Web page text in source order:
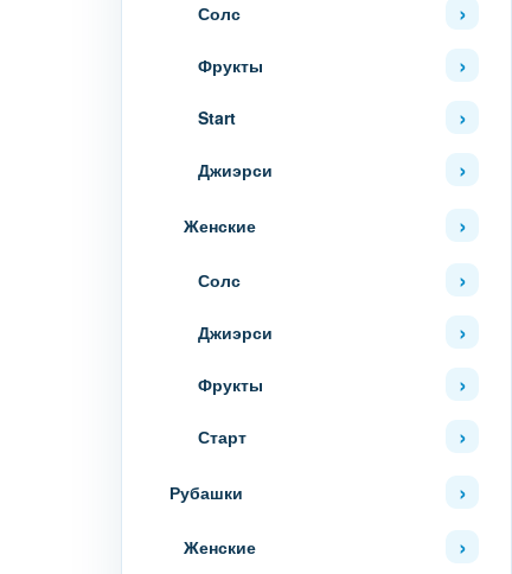
Солс
Фрукты
Start
Джиэрси
Женские
Солс
Джиэрси
Фрукты
Старт
Рубашки
Женские